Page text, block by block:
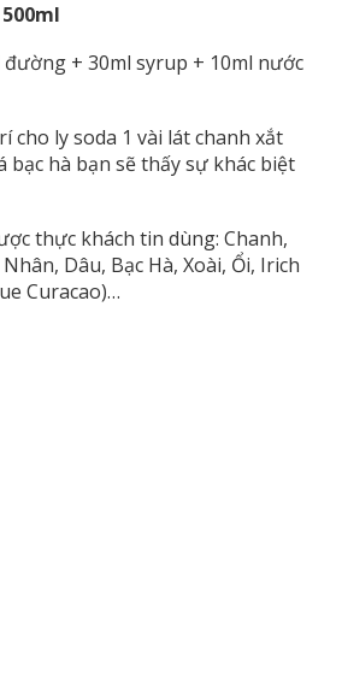
500ml
đường + 30ml syrup + 10ml nước
cho ly soda 1 vài lát chanh xắt
bạc hà bạn sẽ thấy sự khác biệt
thực khách tin dùng: Chanh,
Dâu, Bạc Hà, Xoài, Ổi, Irich
Curacao)…